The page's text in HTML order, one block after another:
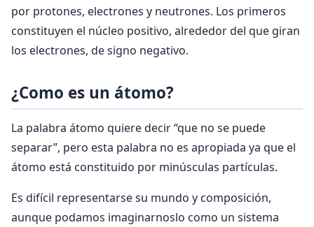
por protones, electrones y neutrones. Los primeros
constituyen el núcleo positivo, alrededor del que giran
los electrones, de signo negativo.
¿Como es un átomo?
La palabra átomo quiere decir “que no se puede
separar”, pero esta palabra no es apropiada ya que el
átomo está constituido por minúsculas partículas.
Es difícil representarse su mundo y composición,
aunque podamos imaginarnoslo como un sistema